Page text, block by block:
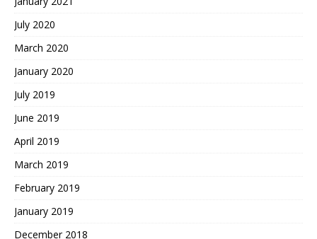
July 2020
March 2020
January 2020
July 2019
June 2019
April 2019
March 2019
February 2019
January 2019
December 2018